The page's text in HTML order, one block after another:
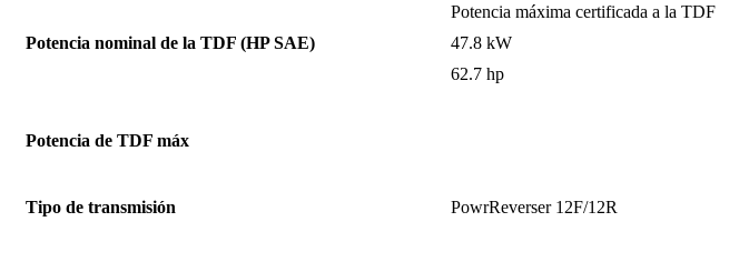
Potencia nominal de la TDF (HP SAE)
Potencia máxima certificada a la TDF
47.8 kW
62.7 hp
Potencia de TDF máx
Tipo de transmisión PowrReverser 12F/12R